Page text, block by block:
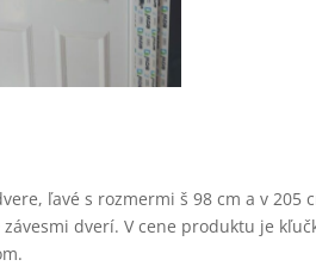
ľavé s rozmermi š 98 cm a v 205
dverí. V cene produktu je